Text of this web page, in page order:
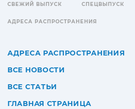
СВЕЖИЙ ВЫПУСК СПЕЦВЫПУСК
АДРЕСА РАСПРОСТРАНЕНИЯ
АДРЕСА РАСПРОСТРАНЕНИЯ
ВСЕ НОВОСТИ
ВСЕ СТАТЬИ
ГЛАВНАЯ СТРАНИЦА